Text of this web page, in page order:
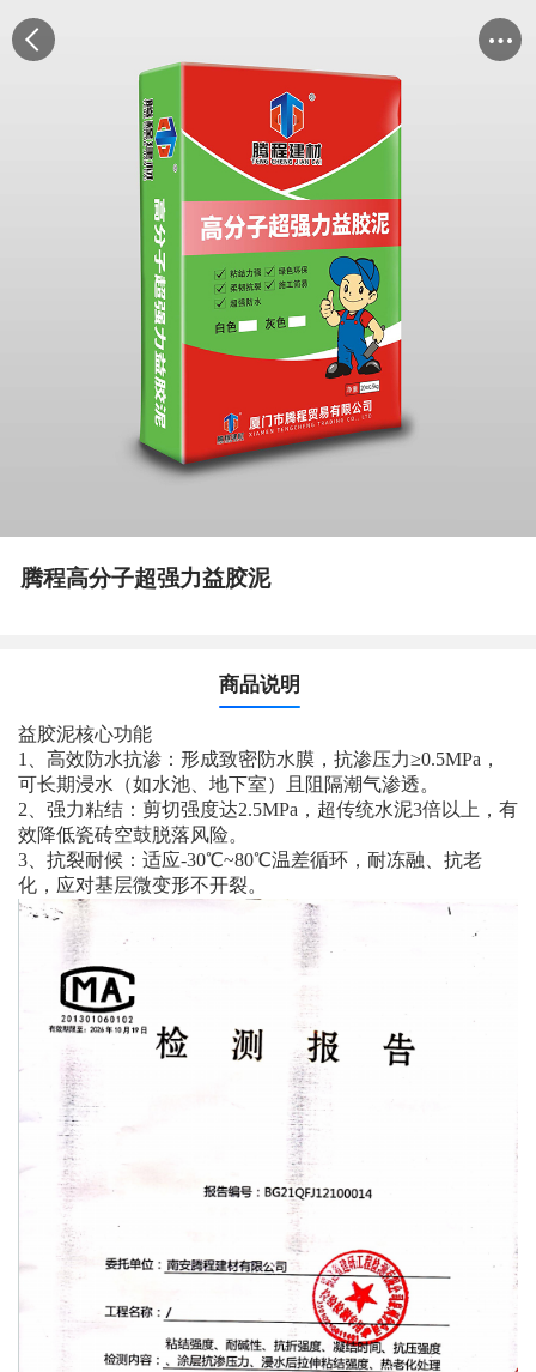
腾程高分子超强力益胶泥
商品说明
‌益胶泥核心功能‌
1、‌高效防水抗渗‌：形成致密防水膜，抗渗压力≥0.5MPa，
可长期浸水（如水池、地下室）且阻隔潮气渗透‌。
2、‌强力粘结‌：剪切强度达2.5MPa，超传统水泥3倍以上，有
效降低瓷砖空鼓脱落风险‌。
3、‌抗裂耐候‌：适应-30℃~80℃温差循环，耐冻融、抗老
化，应对基层微变形不开裂。